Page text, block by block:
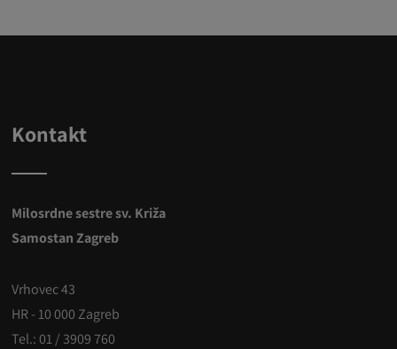
Kontakt
Milosrdne sestre sv. Križa
Samostan Zagreb
Vrhovec 43
HR - 10 000 Zagreb
Tel.: 01 / 3909 760